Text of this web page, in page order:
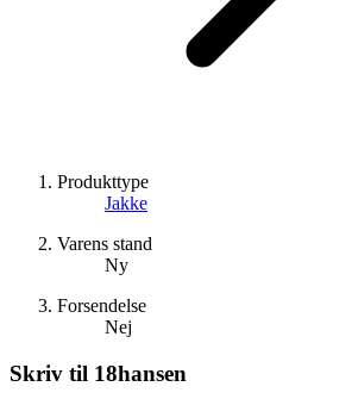
Produkttype
Jakke
Varens stand
Ny
Forsendelse
Nej
Skriv til 18hansen